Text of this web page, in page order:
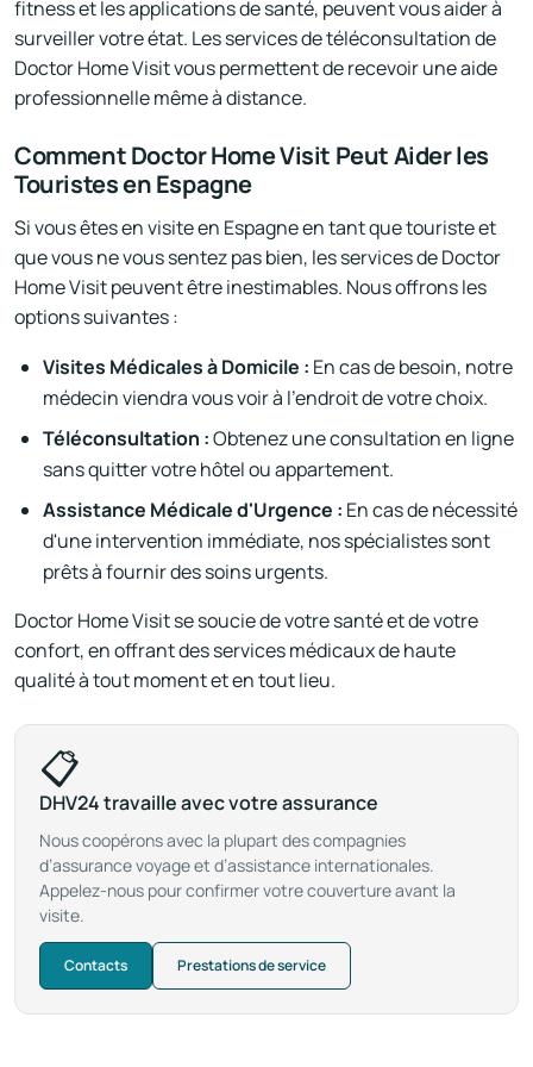
fitness et les applications de santé, peuvent vous aider à
surveiller votre état. Les services de téléconsultation de
Doctor Home Visit vous permettent de recevoir une aide
professionnelle même à distance.
Comment Doctor Home Visit Peut Aider les
Touristes en Espagne
Si vous êtes en visite en Espagne en tant que touriste et
que vous ne vous sentez pas bien, les services de Doctor
Home Visit peuvent être inestimables. Nous offrons les
options suivantes :
Visites Médicales à Domicile : En cas de besoin, notre
médecin viendra vous voir à l'endroit de votre choix.
Téléconsultation :Obtenez une consultation en ligne
sans quitter votre hôtel ou appartement.
Assistance Médicale d'Urgence : En cas de nécessité
d'une intervention immédiate, nos spécialistes sont
prêts à fournir des soins urgents.
Doctor Home Visit se soucie de votre santé et de votre
confort, en offrant des services médicaux de haute
qualité à tout moment et en tout lieu.
📋
DHV24 travaille avec votre assurance
Nous coopérons avec la plupart des compagnies
d’assurance voyage et d’assistance internationales.
Appelez-nous pour confirmer votre couverture avant la
visite.
Contacts Prestations de service